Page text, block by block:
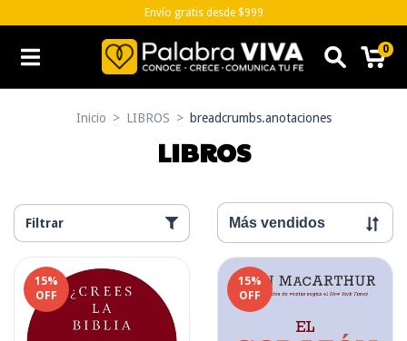
Envío gratis desde $999
0
Inicio > LIBROS > breadcrumbs.anotaciones
LIBROS
Filtrar
15%
OFF
15%
OFF